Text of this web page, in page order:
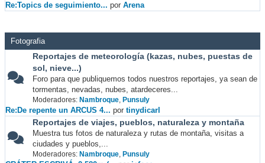
Re:Topics de seguimiento... por Arena
Fotografia
Reportajes de meteorología (kazas, nubes, puestas de
sol, nieve...)
Foro para que publiquemos todos nuestros reportajes, ya sean de
tormentas, nevadas, nubes, atardeceres...
Moderadores: Nambroque, Punsuly
Re:De repente un ARCUS 4... por tinydicarl
Reportajes de viajes, pueblos, naturaleza y montaña
Muestra tus fotos de naturaleza y rutas de montaña, visitas a
ciudades y pueblos,...
Moderadores: Nambroque, Punsuly